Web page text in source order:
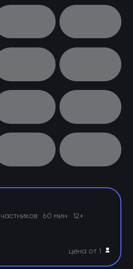
· 60 мин · 12+
цена от 1